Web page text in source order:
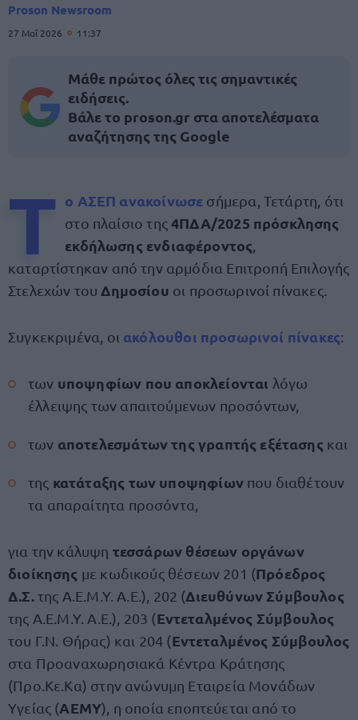
Proson Newsroom
27 Μαΐ 2026 11:37
Μάθε πρώτος όλες τις σημαντικές
ειδήσεις.
Βάλε το proson.gr στα αποτελέσματα
αναζήτησης της Google
Τ ο ΑΣΕΠ ανακοίνωσε σήμερα, Τετάρτη, ότι
στο πλαίσιο της4ΠΔΑ/2025 πρόσκλησης
εκδήλωσης ενδιαφέροντος
καταρτίστηκαν από την αρμόδια Επιτροπή Επιλογής
Στελεχών του Δημοσίου οι προσωρινοί πίνακες.
Συγκεκριμένα, οι ακόλουθοι προσωρινοί πίνακες:
των υποψηφίων που αποκλείονται λόγω
έλλειψης των απαιτούμενων προσόντων,
των αποτελεσμάτων της γραπτής εξέτασης και
της κατάταξης των υποψηφίωνπου διαθέτουν
τα απαραίτητα προσόντα,
για την κάλυψη τεσσάρων θέσεων οργάνων
διοίκησης με κωδικούς θέσεων 201 (Πρόεδρος
Δ.Σ.της Α.Ε.Μ.Υ. Α.Ε.), 202 (Διευθύνων Σύμβουλος
της Α.Ε.Μ.Υ. Α.Ε.), 203 (Εντεταλμένος Σύμβουλος
του Γ.Ν. Θήρας) και 204 (Εντεταλμένος Σύμβουλος
στα Προαναχωρησιακά Κέντρα Κράτησης
(Προ.Κε.Κα) στην ανώνυμη Εταιρεία Μονάδων
Υγείας (ΑΕΜΥ), η οποία εποπτεύεται από το